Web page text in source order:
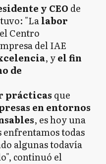
y CEO de
"Lalabor
Centro
del IAE
, yel fin
de
prácticas que
en entornos
, es hoy una
enfrentamos todas
algunas todavía
continuó el